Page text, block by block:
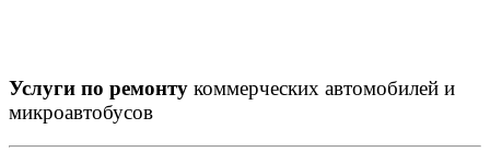
Услуги по ремонту коммерческих автомобилей и
микроавтобусов